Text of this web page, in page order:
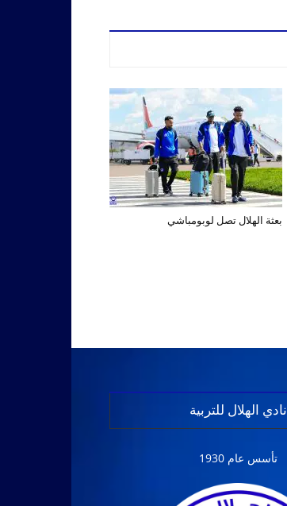
بعثة الهلال تصل لوبومباشي
نادي الهلال للتربية
تأسس عام 1930